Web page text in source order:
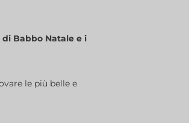
Babbo Natale e i
le più belle e